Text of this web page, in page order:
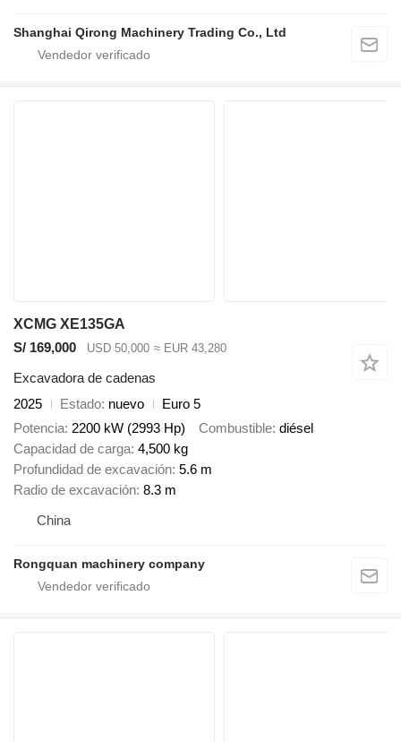
Shanghai Qirong Machinery Trading Co., Ltd
XCMG XE135GA
S/ 169,000
USD 50,000 ≈ EUR 43,280
Excavadora de cadenas
2025
Estado nuevo
Euro 5
Potencia 2200 kW (2993 Hp) Combustible diésel
Capacidad de carga 4,500 kg
Profundidad de excavación 5.6 m
Radio de excavación 8.3 m
China
Rongquan machinery company